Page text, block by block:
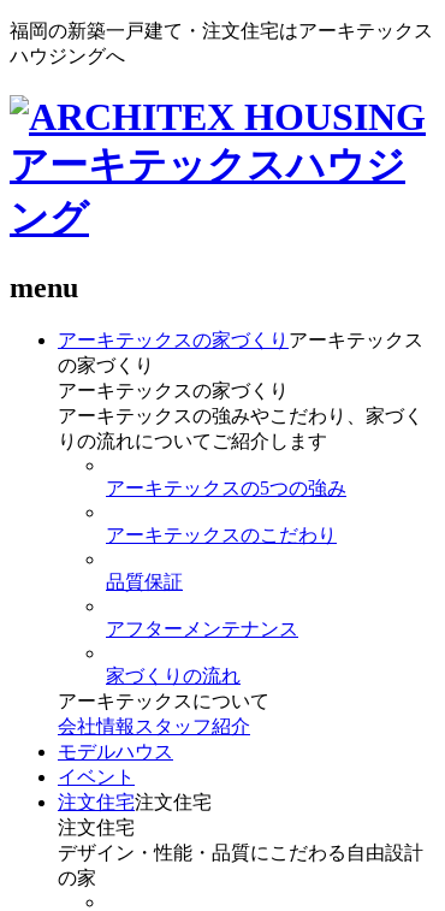
福岡の新築一戸建て・注文住宅はアーキテックス
ハウジングへ
menu
アーキテックスの家づくり アーキテックス
の家づくり
アーキテックスの家づくり
アーキテックスの強みやこだわり、家づく
りの流れについてご紹介します
アーキテックスの5つの強み
アーキテックスのこだわり
品質保証
アフターメンテナンス
家づくりの流れ
アーキテックスについて
会社情報 スタッフ紹介
モデルハウス
イベント
注文住宅注文住宅
注文住宅
デザイン・性能・品質にこだわる自由設計
の家